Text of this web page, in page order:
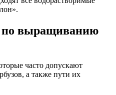
по выращиванию
часто допускают
а также пути их